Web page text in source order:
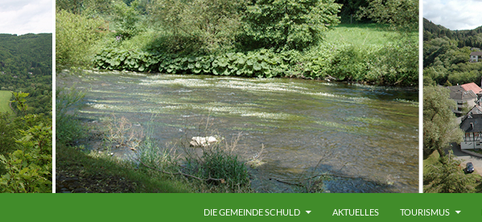
DIE GEMEINDE SCHULD
AKTUELLES TOURISMUS